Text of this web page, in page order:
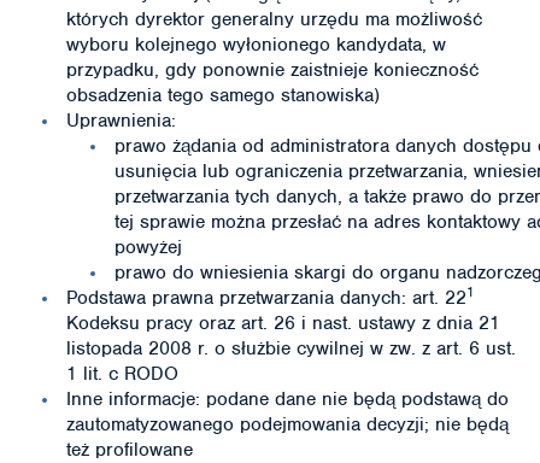
których dyrektor generalny urzędu ma możliwość
wyboru kolejnego wyłonionego kandydata, w
przypadku, gdy ponownie zaistnieje konieczność
obsadzenia tego samego stanowiska)
Uprawnienia:
prawo żądania od administratora danych
usunięcia lub ograniczenia przetwarzania,
przetwarzania tych danych, a także prawo do
tej sprawie można przesłać na adres kontaktowy
powyżej
prawo do wniesienia skargi do organu
Podstawa prawna przetwarzania danych: art. 221
Kodeksu pracy oraz art. 26 i nast. ustawy z dnia 21
listopada 2008 r. o służbie cywilnej w zw. z art. 6 ust.
1 lit. c RODO
Inne informacje: podane dane nie będą podstawą do
zautomatyzowanego podejmowania decyzji; nie będą
też profilowane